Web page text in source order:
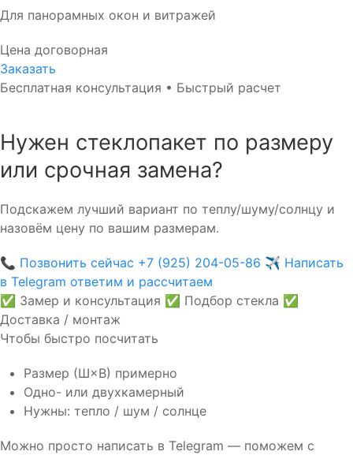
Для панорамных окон и витражей
Цена договорная
Заказать
Бесплатная консультация • Быстрый расчет
Нужен стеклопакет по размеру
или срочная замена?
Подскажем лучший вариант по теплу/шуму/солнцу и
назовём цену по вашим размерам.
📞 Позвонить сейчас +7 (925) 204-05-86 ✈️ Написать
в Telegram ответим и рассчитаем
✅ Замер и консультация ✅ Подбор стекла ✅
Доставка / монтаж
Чтобы быстро посчитать
Размер (Ш×В) примерно
Одно- или двухкамерный
Нужны: тепло / шум / солнце
Можно просто написать в Telegram — поможем с